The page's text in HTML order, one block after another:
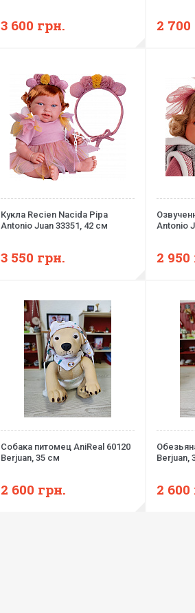
3 600 грн. 2 700
Кукла Recien Nacida Pipa
Antonio Juan 33351, 42 см
3 550 грн.
Antonio
2 950
Собака питомец AniReal 60120
Berjuan, 35 см
2 600 грн.
Berjuan,
2 600